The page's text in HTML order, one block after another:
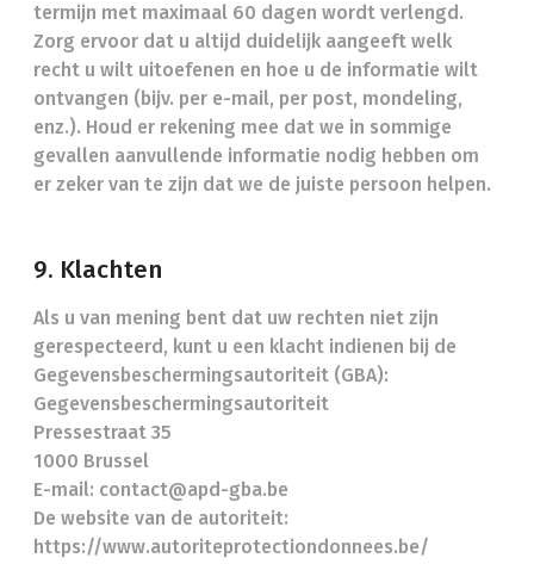
termijn met maximaal 60 dagen wordt verlengd.
Zorg ervoor dat u altijd duidelijk aangeeft welk
recht u wilt uitoefenen en hoe u de informatie wilt
ontvangen (bijv. per e-mail, per post, mondeling,
enz.). Houd er rekening mee dat we in sommige
gevallen aanvullende informatie nodig hebben om
er zeker van te zijn dat we de juiste persoon helpen.
9. Klachten
Als u van mening bent dat uw rechten niet zijn
gerespecteerd, kunt u een klacht indienen bij de
Gegevensbeschermingsautoriteit (GBA):
Gegevensbeschermingsautoriteit
Pressestraat 35
1000 Brussel
E-mail: contact@apd-gba.be
De website van de autoriteit:
https://www.autoriteprotectiondonnees.be/